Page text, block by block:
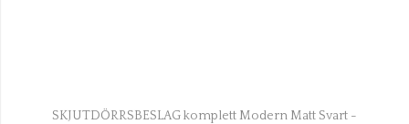
SKJUTDÖRRSBESLAG komplett Modern Matt Svart -